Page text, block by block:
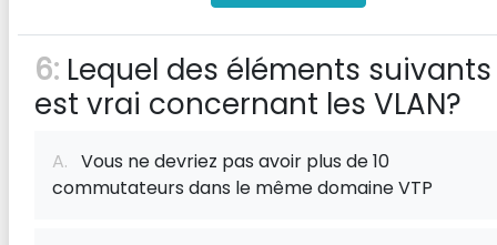
6: Lequel des éléments suivants
est vrai concernant les VLAN?
A. Vous ne devriez pas avoir plus de 10
commutateurs dans le même domaine VTP